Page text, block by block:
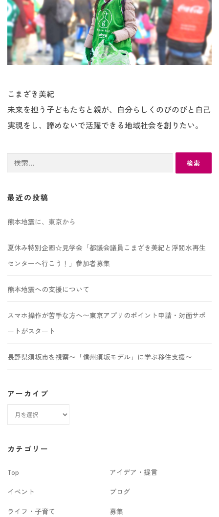
こまざき美紀
未来を担う子どもたちと親が、自分らしくのびのびと自己
実現をし、諦めないで活躍できる地域社会を創りたい。
検
最近の投稿
熊本地震に、東京から
夏休み特別企画☆見学会「都議会議員こまざき美紀と浮間水再生
センターへ行こう！」参加者募集
熊本地震への支援について
スマホ操作が苦手な方へ〜東京アプリのポイント申請・対面サポ
ートがスタート
長野県須坂市を視察〜「信州須坂モデル」に学ぶ移住支援〜
アーカイブ
カ
ブ
カテゴリー
Top
アイデア・提言
イベント
ブログ
ライフ・子育て
募集